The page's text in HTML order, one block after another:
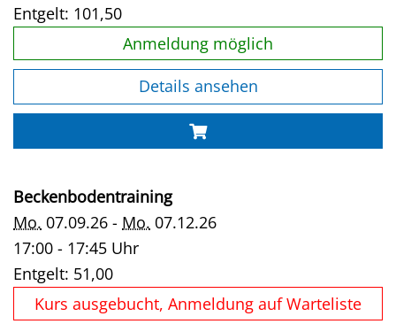
Entgelt: 101,50
Anmeldung möglich
Details ansehen
Beckenbodentraining
Mo. 07.09.26 - Mo. 07.12.26
17:00 - 17:45 Uhr
Entgelt: 51,00
Kurs ausgebucht, Anmeldung auf Warteliste